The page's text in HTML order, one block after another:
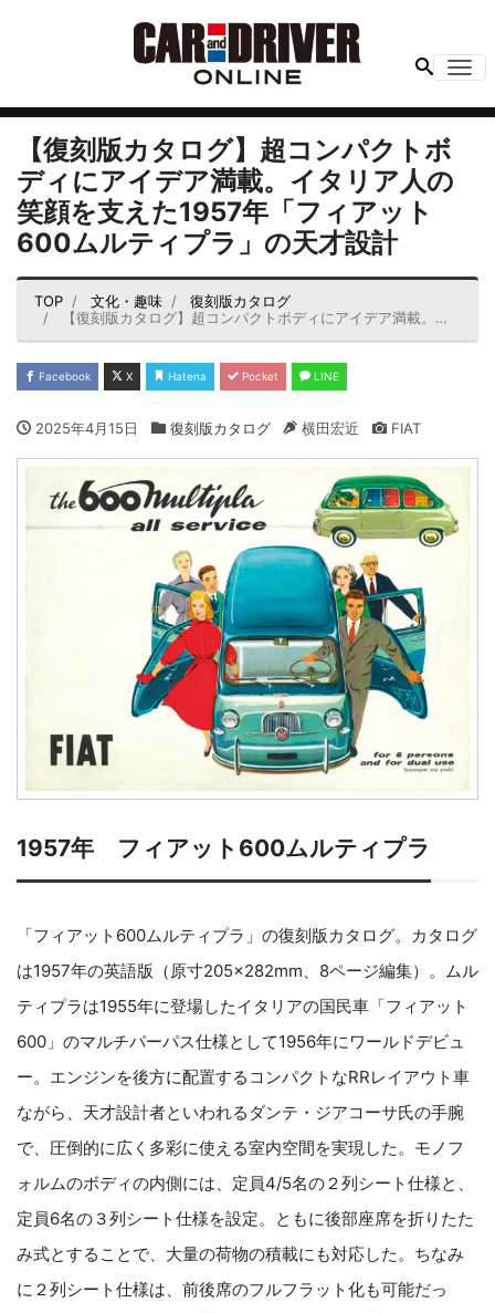
【復刻版カタログ】超コンパクトボ
ディにアイデア満載。イタリア人の
笑顔を支えた1957年「フィアット
600ムルティプラ」の天才設計
TOP 文化・趣味
復刻版カタログ
【復刻版カタログ】超コンパクトボディにアイデア満載。イタリア人の笑顔を支えた1957年「フィアット600ムルティプラ」の天才設計
Facebook X Hatena Pocket LINE
2025年4月15日 復刻版カタログ 横田宏近 FIAT
1957年 フィアット600ムルティプラ
「フィアット600ムルティプラ」の復刻版カタログ。カタログ
は1957年の英語版（原寸205×282mm、8ページ編集）。ムル
ティプラは1955年に登場したイタリアの国民車「フィアット
600」のマルチパーパス仕様として1956年にワールドデビュ
ー。エンジンを後方に配置するコンパクトなRRレイアウト車
ながら、天才設計者といわれるダンテ・ジアコーサ氏の手腕
で、圧倒的に広く多彩に使える室内空間を実現した。モノフ
ォルムのボディの内側には、定員4/5名の２列シート仕様と、
定員6名の３列シート仕様を設定。ともに後部座席を折りたた
み式とすることで、大量の荷物の積載にも対応した。ちなみ
に２列シート仕様は、前後席のフルフラット化も可能だっ